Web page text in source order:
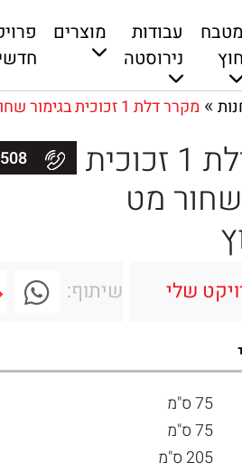
מטבח
חוץ
עבודות
נירוסטה
מוצרים
» מקרר דלת 1 זכוכית בגימור שחור מט פנים חוץ
מקרר דלת 1 זכוכית
שחור מט
050-9006508
שלי שיתוף:
75 ס"מ
75 ס"מ
205 ס"מ